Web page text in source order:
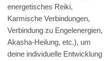
energetisches Reiki,
Karmische Verbindungen,
Verbindung zu Engelenergien,
Akasha-Heilung, etc.), um
deine individuelle Entwicklung